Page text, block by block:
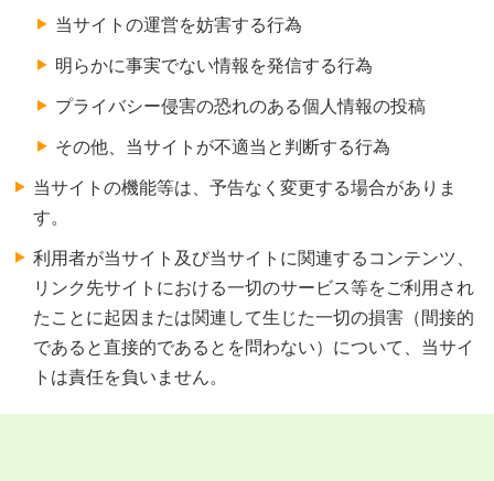
当サイトの運営を妨害する行為
明らかに事実でない情報を発信する行為
プライバシー侵害の恐れのある個人情報の投稿
その他、当サイトが不適当と判断する行為
当サイトの機能等は、予告なく変更する場合がありま
す。
利用者が当サイト及び当サイトに関連するコンテンツ、
リンク先サイトにおける一切のサービス等をご利用され
たことに起因または関連して生じた一切の損害（間接的
であると直接的であるとを問わない）について、当サイ
トは責任を負いません。